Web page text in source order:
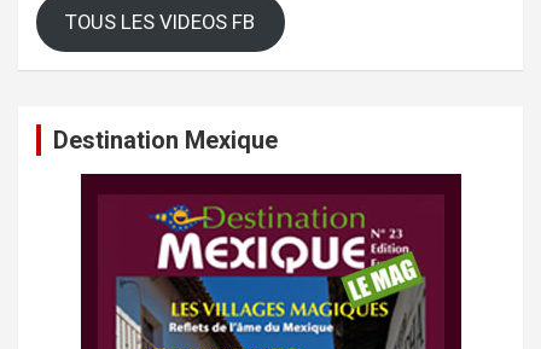
TOUS LES VIDEOS FB
Destination Mexique